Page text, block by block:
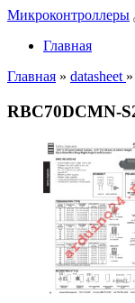
Микроконтроллеры
Главная
Главная » datasheet »
RBC70DCMN-